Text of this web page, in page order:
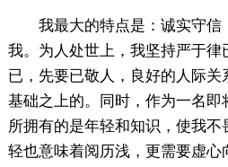
我最大的特点是：诚实守信
我。为人处世上，我坚持严于律
已，先要已敬人，良好的人际关
基础之上的。同时，作为一名
所拥有的是年轻和知识，使我
轻也意味着阅历浅，更需要虚心